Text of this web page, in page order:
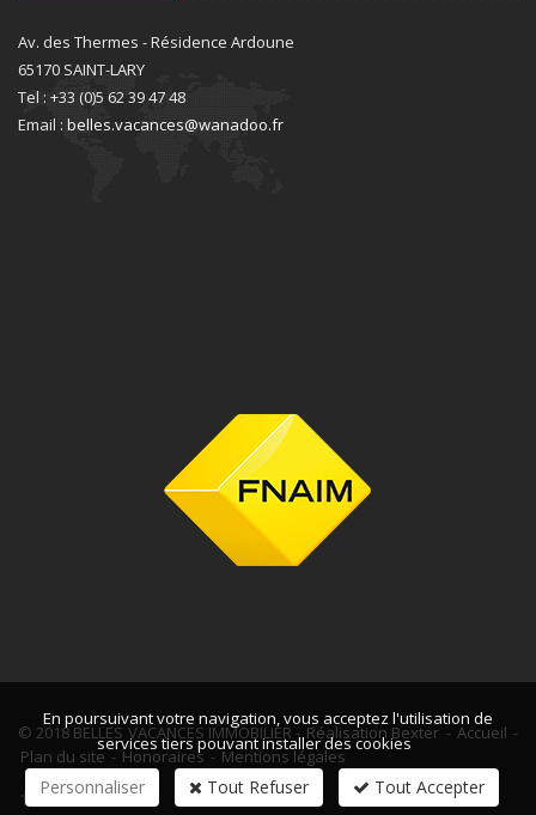
Av. des Thermes - Résidence Ardoune
65170 SAINT-LARY
Tel : +33 (0)5 62 39 47 48
Email : belles.vacances@wanadoo.fr
© 2018 BELLES VACANCES IMMOBILIER -Réalisation Bexter - Accueil -
Plan du site- Honoraires -Mentions légales
En poursuivant votre navigation, vous acceptez l'utilisation de
services tiers pouvant installer des cookies
Personnaliser Tout Refuser Tout Accepter